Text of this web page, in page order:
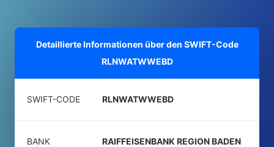
Detaillierte Informationen über den SWIFT-Code
RLNWATWWEBD
SWIFT-CODE RLNWATWWEBD
BANK
RAIFFEISENBANK REGION BADEN